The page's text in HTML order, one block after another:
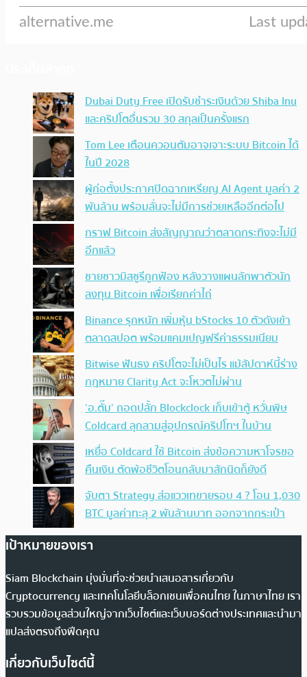
Dubai Duty Free เปิดรับชำระเงินด้วย Shiba Inu
และคริปโตอื่นรวม 30 สกุลเป็นครั้งแรก
Tom Lee เตือนควอนตัมอาจเจาะระบบ Bitcoin ได้
ในปี 2028
ผู้ก่อตั้งประกาศปิดฉากเหรียญ AI Agent มูลค่า 2
พันล้าน พร้อมลั่นจะไม่มีการช่วยเหลืออีกต่อไป
กราฟ Bitcoin ส่งสัญญาณว่าตลาดกระทิงจะไม่มี
อีกแล้ว
ชายชาวมิสซูรีถูกฟ้อง หลังวางแผนลักพาตัวนัก
ลงทุน Bitcoin เพื่อเรียกค่าไถ่
Binance รุกหนัก เพิ่มหุ้น bStocks 10 ตัวดังเข้า
ตลาดสปอต พร้อมแคมเปญฟรีค่าธรรมเนียม
Bitwise ฟันธง คริปโตจะไม่เป็นไร แม้สัปดาห์นี้ร่าง
กฎหมาย Clarity Act จะโหวตไม่ผ่าน
‘อ.ตั๊ม’ ถอดปลั้ก Blockclock เก็บเข้าตู้ หวั่นพิษ
Coldcard ลุกลามสู่อุปกรณ์คริปโทฯ ในบ้าน
เหยื่อ Coldcard ใช้ Bitcoin ส่งข้อความหาโจรขอ
คืนเงิน ตัดพ้อชีวิตโอนกลับมาสักนิดก็ยังดี
จับตา Strategy ส่อแววเทขายรอบ 4 ? โอน 1,030
BTC มูลค่าทะลุ 2 พันล้านบาท ออกจากกระเป๋า
เป้าหมายของเรา
Siam Blockchain มุ่งมั่นที่จะช่วยนำเสนอสารเกี่ยวกับ
Cryptocurrency และเทคโนโลยีบล็อกเชนเพื่อคนไทย ในภาษาไทย เรา
รวบรวมข้อมูลส่วนใหญ่จากเว็บไซต์และเว็บบอร์ดต่างประเทศและนำมา
แปลส่งตรงถึงฟีดคุณ
เกี่ยวกับเว็บไซต์นี้